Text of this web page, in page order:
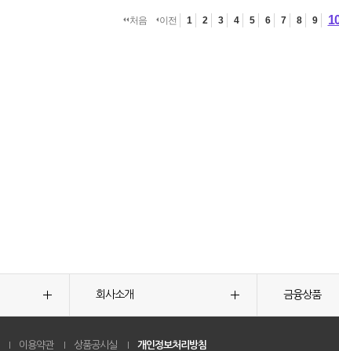
처음 이전 1 2 3 4 5 6 7 8 9
회사소개 금융상품
이용약관 상품공시실 개인정보처리방침